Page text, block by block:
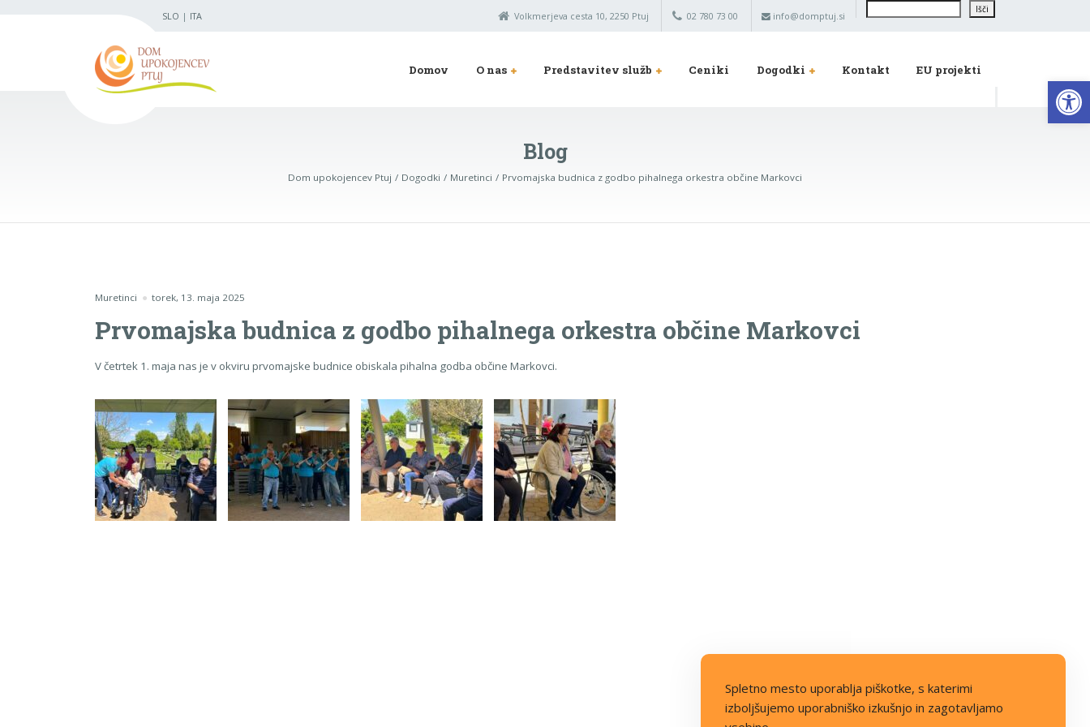
SLO | ITA Volkmerjeva cesta 10, 2250 Ptuj 02 780 73 00 info@domptuj.si
Išči
Domov O nas Predstavitev služb Ceniki Dogodki Kontakt EU projekti
Blog
Dom upokojencev Ptuj Dogodki Muretinci Prvomajska budnica z godbo pihalnega orkestra občine Markovci
Muretinci torek, 13. maja 2025
Prvomajska budnica z godbo pihalnega orkestra občine Markovci
V četrtek 1. maja nas je v okviru prvomajske budnice obiskala pihalna godba občine Markovci.
Spletno mesto uporablja piškotke, s katerimi
izboljšujemo uporabniško izkušnjo in zagotavljamo